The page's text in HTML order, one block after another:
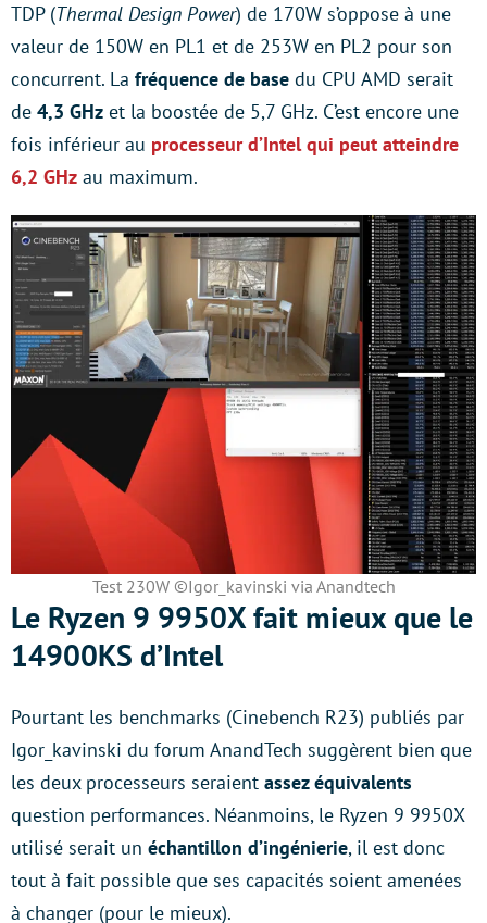
TDP (Thermal Design Power) de 170W s’oppose à une
valeur de 150W en PL1 et de 253W en PL2 pour son
concurrent. La fréquence de base du CPU AMD serait
de 4,3 GHz et la boostée de 5,7 GHz. C’est encore une
fois inférieur au processeur d’Intel qui peut atteindre
6,2 GHz au maximum.
Test 230W ©Igor_kavinski via Anandtech
Le Ryzen 9 9950X fait mieux que le
14900KS d’Intel
Pourtant les benchmarks (Cinebench R23) publiés par
Igor_kavinski du forum AnandTech suggèrent bien que
les deux processeurs seraient assez équivalents
question performances. Néanmoins, le Ryzen 9 9950X
utilisé serait un échantillon d’ingénierie, il est donc
tout à fait possible que ses capacités soient amenées
à changer (pour le mieux).